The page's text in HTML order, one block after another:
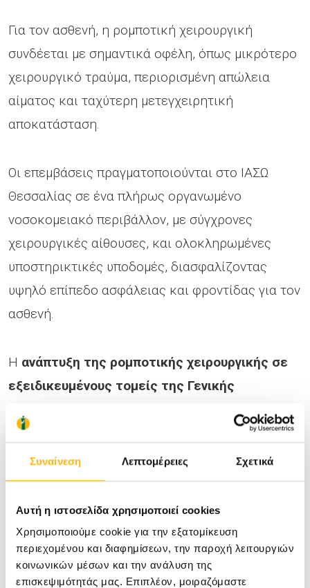
Συναίνεση Λεπτομέρειες Σχετικά
Αυτή η ιστοσελίδα χρησιμοποιεί cookies
Χρησιμοποιούμε cookie για την εξατομίκευση
περιεχομένου και διαφημίσεων, την παροχή λειτουργιών
κοινωνικών μέσων και την ανάλυση της
επισκεψιμότητάς μας. Επιπλέον, μοιραζόμαστε
Για τον ασθενή, η ρομποτική χειρουργική
συνδέεται με σημαντικά οφέλη, όπως μικρότερο
χειρουργικό τραύμα, περιορισμένη απώλεια
αίματος και ταχύτερη μετεγχειρητική
αποκατάσταση.
Οι επεμβάσεις πραγματοποιούνται στο ΙΑΣΩ
Θεσσαλίας σε ένα πλήρως οργανωμένο
νοσοκομειακό περιβάλλον, με σύγχρονες
χειρουργικές αίθουσες, και ολοκληρωμένες
υποστηρικτικές υποδομές, διασφαλίζοντας
υψηλό επίπεδο ασφάλειας και φροντίδας για τον
ασθενή.
Η ανάπτυξη της ρομποτικής χειρουργικής σε
εξειδικευμένους τομείς της Γενικής
ΙΑΣΩ Θεσσαλίας ως σύγχρονου νοσοκομειακού
κέντρου, προσφέροντας στους ασθενείς της
Κεντρικής Ελλάδας πρόσβαση σε προηγμένες
χειρουργικές θεραπείες στον τόπο τους.